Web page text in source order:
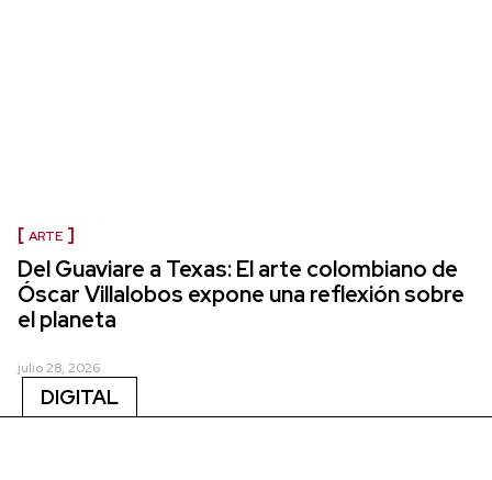
ARTE
Del Guaviare a Texas: El arte colombiano de
Óscar Villalobos expone una reflexión sobre
el planeta
julio 28, 2026
DIGITAL